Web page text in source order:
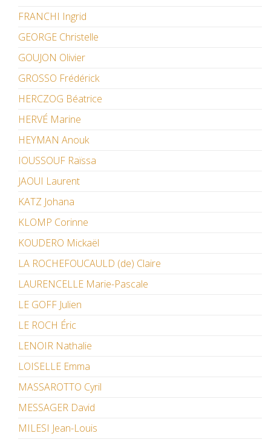
FRANCHI Ingrid
GEORGE Christelle
GOUJON Olivier
GROSSO Frédérick
HERCZOG Béatrice
HERVÉ Marine
HEYMAN Anouk
IOUSSOUF Raïssa
JAOUI Laurent
KATZ Johana
KLOMP Corinne
KOUDERO Mickaël
LA ROCHEFOUCAULD (de) Claire
LAURENCELLE Marie-Pascale
LE GOFF Julien
LE ROCH Éric
LENOIR Nathalie
LOISELLE Emma
MASSAROTTO Cyril
MESSAGER David
MILESI Jean-Louis